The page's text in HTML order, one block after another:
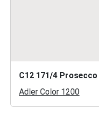
C12 171/4 Prosecco
Adler Color 1200